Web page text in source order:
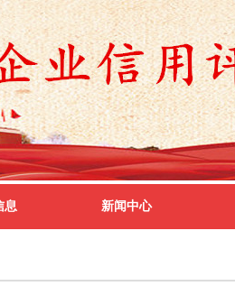
息 新闻中心